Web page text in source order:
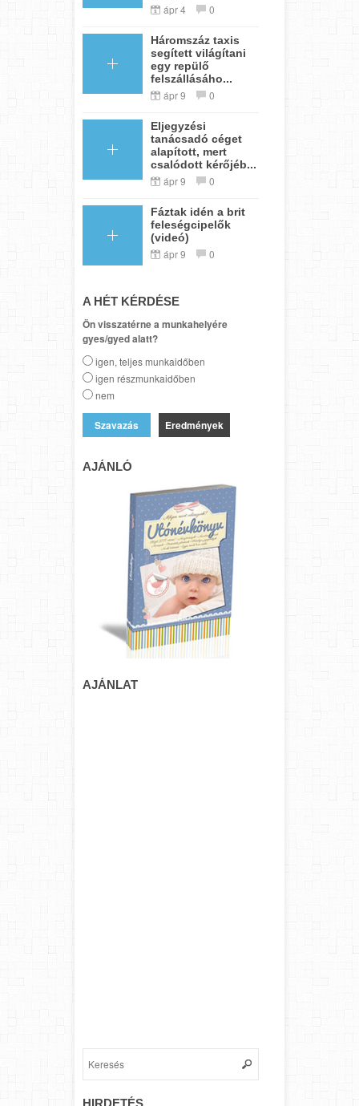
ápr 4 0
Háromszáz taxis
segített világítani
egy repülő
felszállásáho...
ápr 9 0
Eljegyzési
tanácsadó céget
alapított, mert
csalódott kérőjéb...
ápr 9 0
Fáztak idén a brit
feleségcipelők
(videó)
ápr 9 0
A HÉT KÉRDÉSE
Ön visszatérne a munkahelyére
gyes/gyed alatt?
igen, teljes munkaidőben
igen részmunkaidőben
nem
Eredmények
AJÁNLÓ
AJÁNLAT
HIRDETÉS